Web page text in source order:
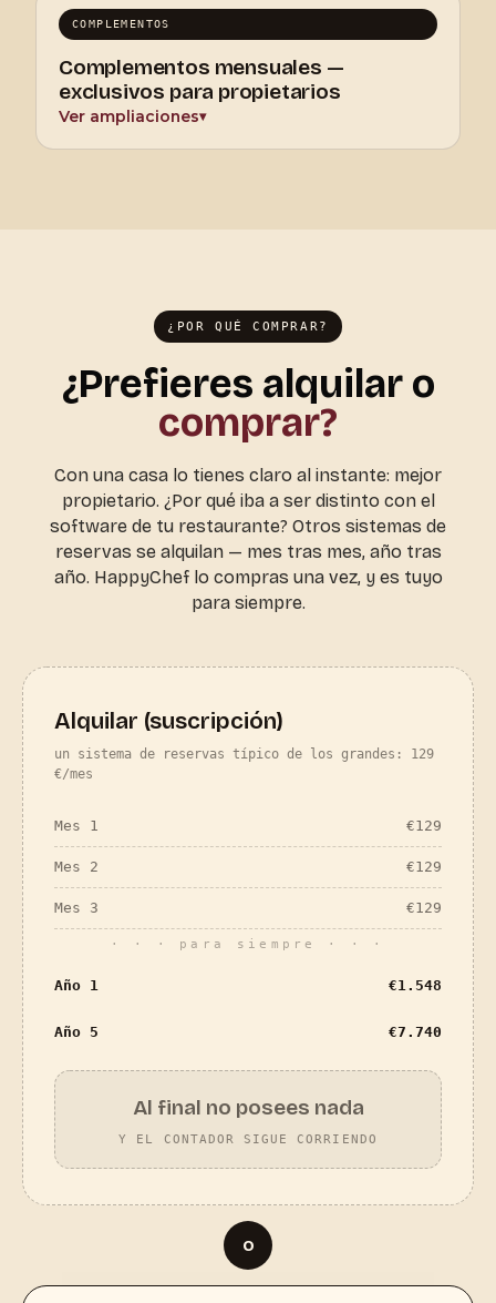
COMPLEMENTOS
Complementos mensuales —
exclusivos para propietarios
Ver ampliaciones▾
¿POR QUÉ COMPRAR?
¿Prefieres alquilar o
comprar?
Con una casa lo tienes claro al instante: mejor
propietario. ¿Por qué iba a ser distinto con el
software de tu restaurante? Otros sistemas de
reservas se alquilan — mes tras mes, año tras
año. HappyChef lo compras una vez, y es tuyo
para siempre.
Alquilar (suscripción)
un sistema de reservas típico de los grandes: 129
€/mes
Mes 1 €129
Mes 2 €129
Mes 3 €129
· · · para siempre · · ·
Año 1 €1.548
Año 5 €7.740
Al final no posees nada
Y EL CONTADOR SIGUE CORRIENDO
o